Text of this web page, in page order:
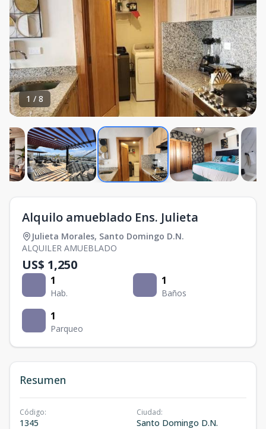
1 / 8
Alquilo amueblado Ens. Julieta
Julieta Morales, Santo Domingo D.N.
ALQUILER AMUEBLADO
US$ 1,250
1
Hab.
1
Baños
1
Parqueo
Resumen
Código:
1345
Ciudad:
Santo Domingo D.N.